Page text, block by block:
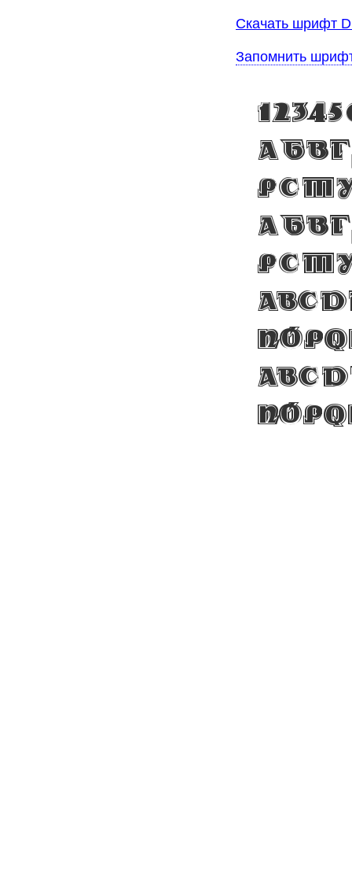
Скачать шрифт
Запомнить